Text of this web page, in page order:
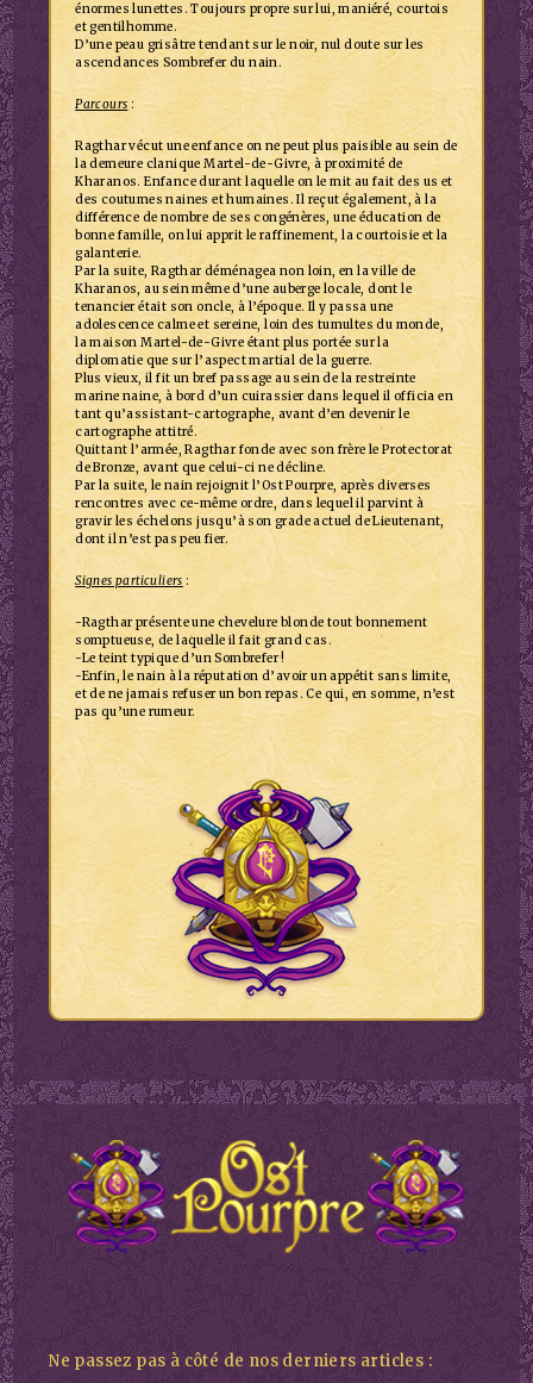
énormes lunettes. Toujours propre sur lui, maniéré, courtois
et gentilhomme.
D’une peau grisâtre tendant sur le noir, nul doute sur les
ascendances Sombrefer du nain.
Parcours :
Ragthar vécut une enfance on ne peut plus paisible au sein de
la demeure clanique Martel-de-Givre, à proximité de
Kharanos. Enfance durant laquelle on le mit au fait des us et
des coutumes naines et humaines. Il reçut également, à la
différence de nombre de ses congénères, une éducation de
bonne famille, on lui apprit le raffinement, la courtoisie et la
galanterie.
Par la suite, Ragthar déménagea non loin, en la ville de
Kharanos, au sein même d’une auberge locale, dont le
tenancier était son oncle, à l’époque. Il y passa une
adolescence calme et sereine, loin des tumultes du monde,
la maison Martel-de-Givre étant plus portée sur la
diplomatie que sur l’aspect martial de la guerre.
Plus vieux, il fit un bref passage au sein de la restreinte
marine naine, à bord d’un cuirassier dans lequel il officia en
tant qu’assistant-cartographe, avant d’en devenir le
cartographe attitré.
Quittant l’armée, Ragthar fonde avec son frère le Protectorat
de Bronze, avant que celui-ci ne décline.
Par la suite, le nain rejoignit l’Ost Pourpre, après diverses
rencontres avec ce-même ordre, dans lequel il parvint à
gravir les échelons jusqu’à son grade actuel de Lieutenant,
dont il n’est pas peu fier.
Signes particuliers :
-Ragthar présente une chevelure blonde tout bonnement
somptueuse, de laquelle il fait grand cas.
-Le teint typique d’un Sombrefer !
-Enfin, le nain à la réputation d’avoir un appétit sans limite,
et de ne jamais refuser un bon repas. Ce qui, en somme, n’est
pas qu’une rumeur.
Ne passez pas à côté de nos derniers articles :